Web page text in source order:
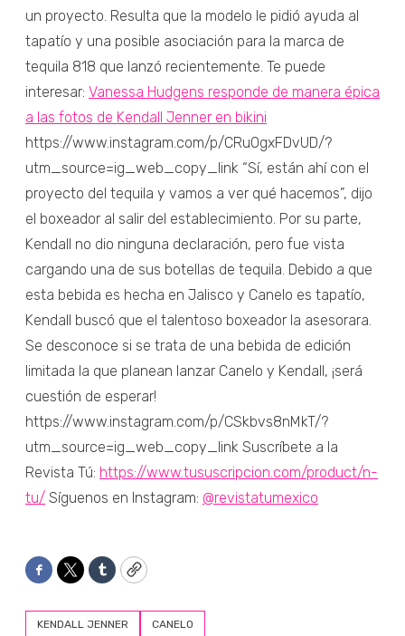
un proyecto. Resulta que la modelo le pidió ayuda al
tapatío y una posible asociación para la marca de
tequila 818 que lanzó recientemente. Te puede
interesar: Vanessa Hudgens responde de manera épica
a las fotos de Kendall Jenner en bikini
https://www.instagram.com/p/CRuOgxFDvUD/?
utm_source=ig_web_copy_link “Sí, están ahí con el
proyecto del tequila y vamos a ver qué hacemos”, dijo
el boxeador al salir del establecimiento. Por su parte,
Kendall no dio ninguna declaración, pero fue vista
cargando una de sus botellas de tequila. Debido a que
esta bebida es hecha en Jalisco y Canelo es tapatío,
Kendall buscó que el talentoso boxeador la asesorara.
Se desconoce si se trata de una bebida de edición
limitada la que planean lanzar Canelo y Kendall, ¡será
cuestión de esperar!
https://www.instagram.com/p/CSkbvs8nMkT/?
utm_source=ig_web_copy_link Suscríbete a la
Revista Tú: https://www.tususcripcion.com/product/n-
tu/ Síguenos en Instagram: @revistatumexico
Facebook
TwitterTumblrCopy
KENDALL JENNER CANELO